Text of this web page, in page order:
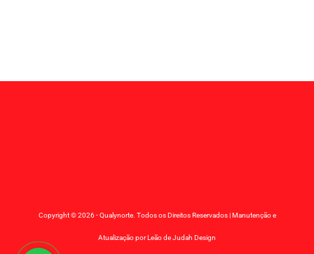
Copyright ©2026 - Qualynorte. Todos os Direitos Reservados | Manutenção e
Atualização porLeão de Judah Design